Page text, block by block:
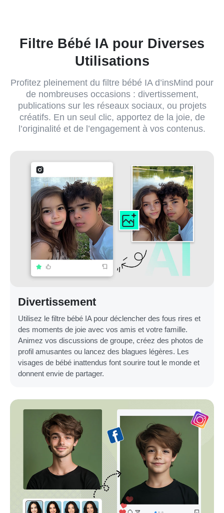
Filtre Bébé IA pour Diverses
Utilisations
Profitez pleinement du filtre bébé IA d’insMind pour
de nombreuses occasions : divertissement,
publications sur les réseaux sociaux, ou projets
créatifs. En un seul clic, apportez de la joie, de
l’originalité et de l’engagement à vos contenus.
Divertissement
Utilisez le filtre bébé IA pour déclencher des fous rires et
des moments de joie avec vos amis et votre famille.
Animez vos discussions de groupe, créez des photos de
profil amusantes ou lancez des blagues légères. Les
visages de bébé inattendus font sourire tout le monde et
donnent envie de partager.